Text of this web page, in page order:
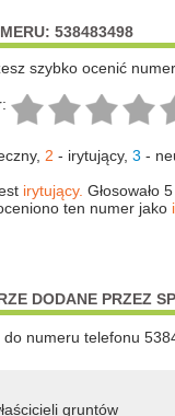
538483498
szybko ocenić
, 2 - irytujący, 3 -
irytujący. Głosowało
ten numer jako
DODANE PRZEZ
do numeru telefonu
gruntów